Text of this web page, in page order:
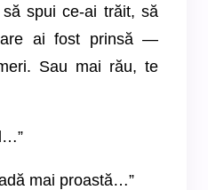
spui ce-ai trăit, să
ai fost prinsă —
Sau mai rău, te
mai proastă…”